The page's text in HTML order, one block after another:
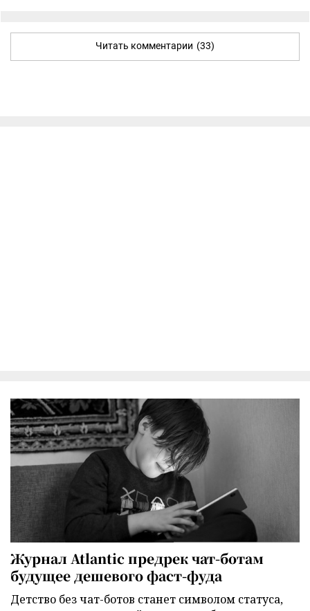
Читать комментарии (33)
Журнал Atlantic предрек чат-ботам
будущее дешевого фаст-фуда
Детство без чат-ботов станет символом статуса,